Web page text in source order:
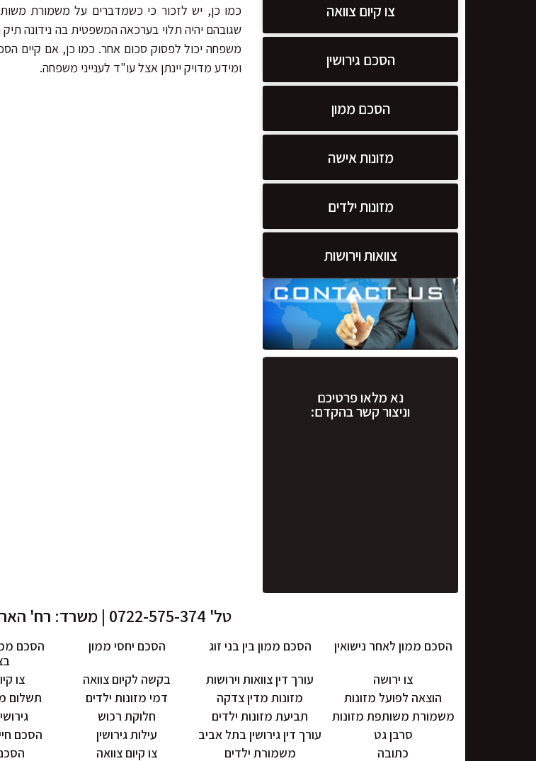
צו קיום צוואה
הסכם גירושין
הסכם ממון
מזונות אישה
מזונות ילדים
צוואות וירושות
נא מלאו פרטיכם
וניצור קשר בהקדם:
כמו כן, יש לזכור כי כשמדברים על משמורת
שגובהם יהיה תלוי בערכאה המשפטית בה נידונה תיק
משפחה יכול לפסוק סכום אחר. כמו כן, אם קיים
ומידע מדויק יינתן אצל עו"ד לענייני משפחה.
טל' 0722-575-374 | משרד: רח' הארבעה 28, תל אביב
הסכם ממון לאחר נישואין הסכם ממון בין בני זוג הסכם יחסי ממון
הסכם
צו ירושה עורך דין צוואות וירושות בקשה לקיום צוואה צו
הוצאה לפועל מזונות
מזונות מדין צדקה דמי מזונות ילדים תשלום
משמורת משותפת מזונות
תביעת מזונות ילדים חלוקת רכוש
סרבן גט
עורך דין גירושין בתל אביב עילות גירושין הסכם
כתובה
משמורת ילדים צו קיום צוואה